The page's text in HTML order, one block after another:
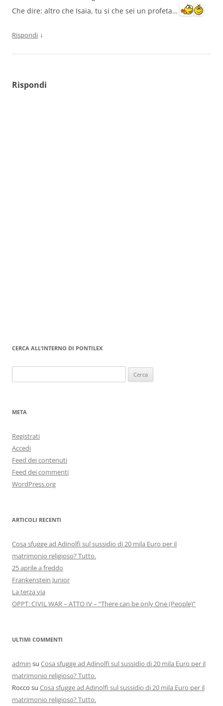
Che dire: altro che Isaia, tu si che sei un profeta…
Rispondi ↓
Rispondi
CERCA ALL’INTERNO DI PONTILEX
per:
META
Registrati
Accedi
Feed dei contenuti
Feed dei commenti
WordPress.org
ARTICOLI RECENTI
Cosa sfugge ad Adinolfi sul sussidio di 20 mila Euro per il
matrimonio religioso? Tutto.
25 aprile a freddo
Frankenstein Junior
La terza via
OPPT: CIVIL WAR – ATTO IV – “There can be only One (People)”
ULTIMI COMMENTI
admin su Cosa sfugge ad Adinolfi sul sussidio di 20 mila Euro per il
matrimonio religioso? Tutto.
Rocco su Cosa sfugge ad Adinolfi sul sussidio di 20 mila Euro per il
matrimonio religioso? Tutto.